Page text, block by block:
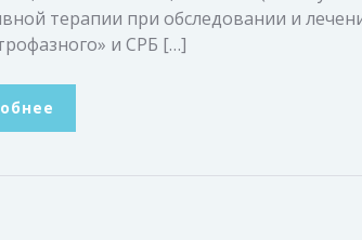
терапии при обследовании и
и СРБ […]